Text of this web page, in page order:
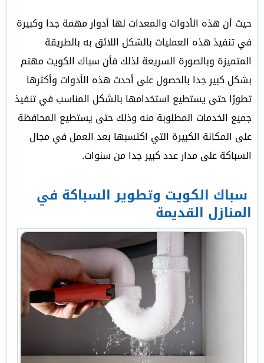
حيث أن هذه الأدوات والمعدات لها أدوار مهمة جدا وكبيرة
في تنفيذ هذه العمليات بالشكل اللائق به بالطريقة
المتميزة وبالصورة السريعة لذلك فأن سباك الكويت مهتم
بشكل كبير جدا بالحصول على أحدث هذه الأدوات وأكثرها
تطورًا حتى يستطيع استخدامها بالشكل المناسب في تنفيذ
جميع الخدمات المطلوبة منه وذلك حتى يستطيع المحافظة
على المكانة الكبيرة التي اكتسبها بعد العمل في مجال
السباكة على مدار عدد كبير جدا من سنوات.
سباك الكويت وتطوير السباكة في
المنازل القديمة